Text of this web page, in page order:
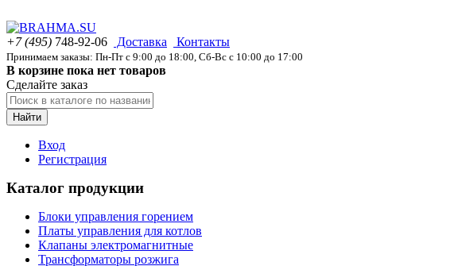
+7 (495) 748-92-06 Доставка Контакты
Принимаем заказы: Пн-Пт с 9:00 до 18:00, Сб-Вс с 10:00 до 17:00
В корзине пока нет товаров
Сделайте заказ
Найти
Вход
Регистрация
Каталог продукции
Блоки управления горением
Платы управления для котлов
Клапаны электромагнитные
Трансформаторы розжига